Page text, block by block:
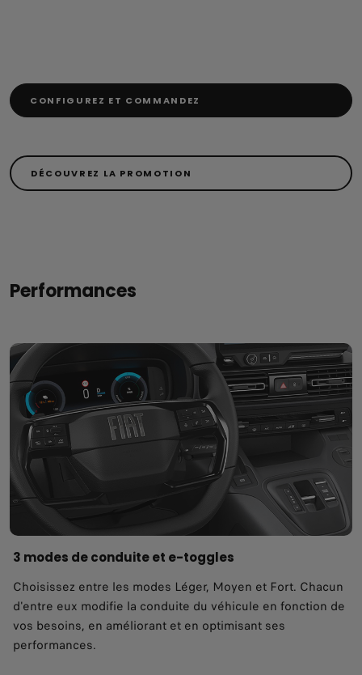
CONFIGUREZ ET COMMANDEZ
DÉCOUVREZ LA PROMOTION
Performances
3 modes de conduite et e-toggles
Choisissez entre les modes Léger, Moyen et Fort. Chacun
d'entre eux modifie la conduite du véhicule en fonction de
vos besoins, en améliorant et en optimisant ses
performances.